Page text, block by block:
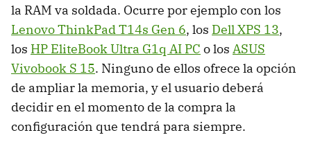
la RAM va soldada. Ocurre por ejemplo con los
Lenovo ThinkPad T14s Gen 6, los Dell XPS 13,
los HP EliteBook Ultra G1q AI PC o los ASUS
Vivobook S 15. Ninguno de ellos ofrece la opción
de ampliar la memoria, y el usuario deberá
decidir en el momento de la compra la
configuración que tendrá para siempre.